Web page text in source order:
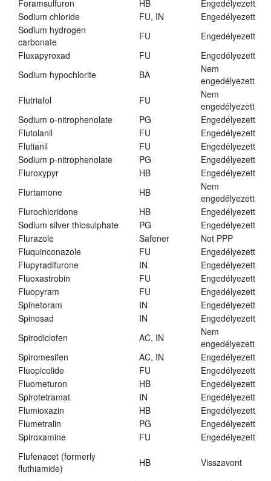
Foramsulfuron
HB
Engedélyezett
Sodium chloride
FU, IN
Engedélyezett
Sodium hydrogen
carbonate
FU
Engedélyezett
Fluxapyroxad
FU
Engedélyezett
Sodium hypochlorite
BA
Nem
engedélyezett
Flutriafol
FU
Nem
engedélyezett
Sodium o-nitrophenolate
PG
Engedélyezett
Flutolanil
FU
Engedélyezett
Flutianil
FU
Engedélyezett
Sodium p-nitrophenolate
PG
Engedélyezett
Fluroxypyr
HB
Engedélyezett
Flurtamone
HB
Nem
engedélyezett
Flurochloridone
HB
Engedélyezett
Sodium silver thiosulphate
PG
Engedélyezett
Flurazole
Safener
Not PPP
Fluquinconazole
FU
Engedélyezett
Flupyradifurone
IN
Engedélyezett
Fluoxastrobin
FU
Engedélyezett
Fluopyram
FU
Engedélyezett
Spinetoram
IN
Engedélyezett
Spinosad
IN
Engedélyezett
Spirodiclofen
AC, IN
Nem
engedélyezett
Spiromesifen
AC, IN
Engedélyezett
Fluopicolide
FU
Engedélyezett
Fluometuron
HB
Engedélyezett
Spirotetramat
IN
Engedélyezett
Flumioxazin
HB
Engedélyezett
Flumetralin
PG
Engedélyezett
Spiroxamine
FU
Engedélyezett
Flufenacet (formerly
fluthiamide)
HB Visszavont